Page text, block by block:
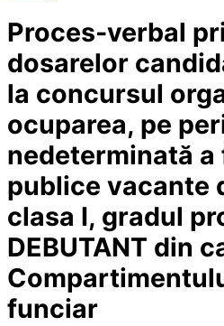
Proces-verbal
dosarelor
la concursul
ocuparea, pe
nedeterminată
publice vacante
clasa I, gradul
DEBUTANT din
funciar